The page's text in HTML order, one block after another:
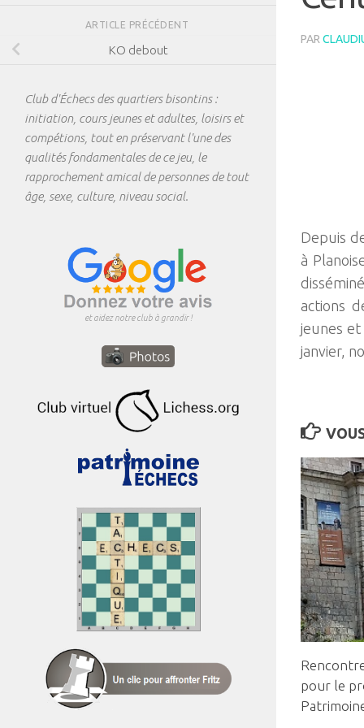
PAR
Depuis
à
actions
jeunes
janvier,
pour le
ARTICLE PRÉCÉDENT
KO debout
Club d'Échecs des quartiers bisontins :
initiation, cours jeunes et adultes, loisirs et
compétions, tout en préservant l'une des
qualités fondamentales de ce jeu, le
rapprochement amical de personnes de tout
âge, sexe, culture, niveau social.
et aidez notre club à grandir !